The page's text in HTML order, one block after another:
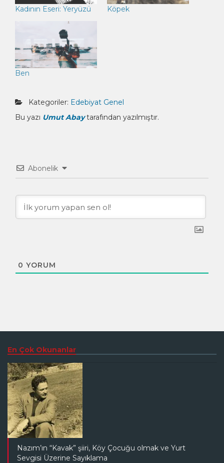
Kadının Eseri: Yeryüzü Köpek
Ben
Kategoriler: Edebiyat Genel
Bu yazı Umut Abaytarafından yazılmıştır.
Abonelik
0 YORUM
En Çok Okunanlar
Nazım’ın “Kavak” şiiri, Köy Çocuğu olmak ve Yurt
Sevgisi Üzerine Sayıklama